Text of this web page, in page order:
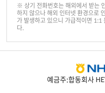
※ 상기 전화번호는 해외에서 받는
하지 않으나 해외 인터넷 환경으로
가 발생하고 있으니 가급적이면
다.
예금주:합동회사